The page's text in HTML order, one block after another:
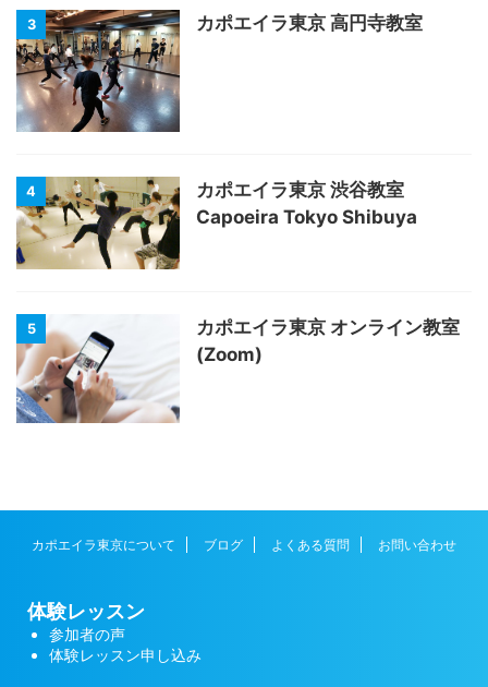
3 カポエイラ東京 高円寺教室
4
カポエイラ東京 渋谷教室
Capoeira Tokyo Shibuya
5
カポエイラ東京 オンライン教室
(Zoom)
カポエイラ東京について ブログ よくある質問 お問い合わせ
体験レッスン
参加者の声
体験レッスン申し込み